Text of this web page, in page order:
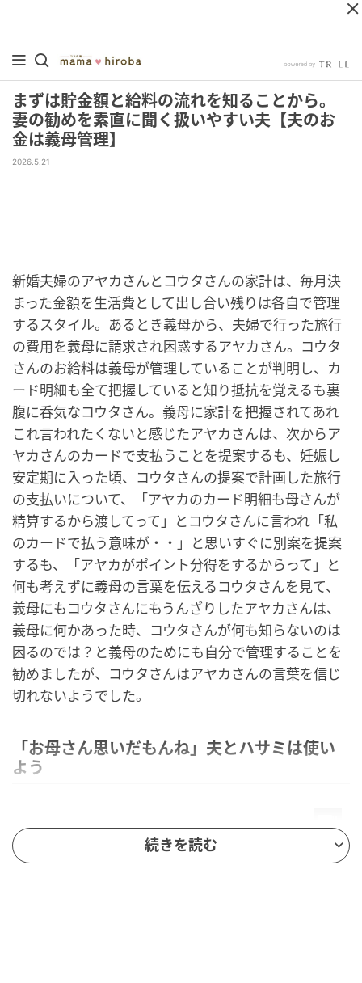
まずは貯金額と給料の流れを知ることから。
妻の勧めを素直に聞く扱いやすい夫【夫のお
金は義母管理】
2026.5.21
新婚夫婦のアヤカさんとコウタさんの家計は、毎月決
まった金額を生活費として出し合い残りは各自で管理
するスタイル。あるとき義母から、夫婦で行った旅行
の費用を義母に請求され困惑するアヤカさん。コウタ
さんのお給料は義母が管理していることが判明し、カ
ード明細も全て把握していると知り抵抗を覚えるも裏
腹に呑気なコウタさん。義母に家計を把握されてあれ
これ言われたくないと感じたアヤカさんは、次からア
ヤカさんのカードで支払うことを提案するも、妊娠し
安定期に入った頃、コウタさんの提案で計画した旅行
の支払いについて、「アヤカのカード明細も母さんが
精算するから渡してって」とコウタさんに言われ「私
のカードで払う意味が・・」と思いすぐに別案を提案
するも、「アヤカがポイント分得をするからって」と
何も考えずに義母の言葉を伝えるコウタさんを見て、
義母にもコウタさんにもうんざりしたアヤカさんは、
義母に何かあった時、コウタさんが何も知らないのは
困るのでは？と義母のためにも自分で管理することを
勧めましたが、コウタさんはアヤカさんの言葉を信じ
切れないようでした。
「お母さん思いだもんね」夫とハサミは使い
よう
続きを読む